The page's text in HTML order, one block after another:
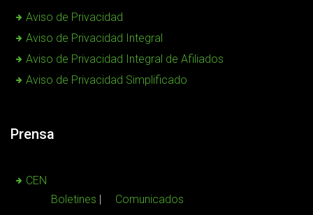
Aviso de Privacidad
Aviso de Privacidad Integral
Aviso de Privacidad Integral de Afiliados
Aviso de Privacidad Simplificado
Prensa
CEN
Boletines
Comunicados